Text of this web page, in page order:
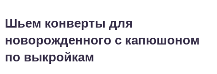
Шьем конверты для
новорожденного с капюшоном
по выкройкам